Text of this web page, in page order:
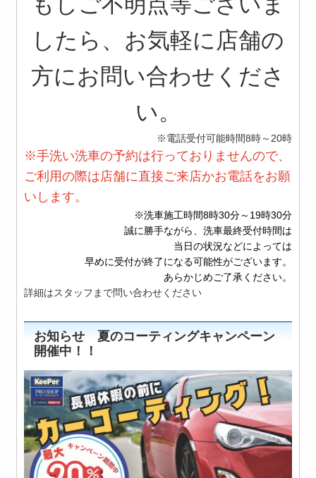
したら、お気軽に店舗の
方にお問い合わせくださ
い。
※電話受付可能時間8時～20時
※手洗い洗車の予約は行っておりませんので、
ご利用の際は店舗に直接ご来店かお電話をお願
いします。
※洗車施工時間8時30分～19時30分
誠に勝手ながら、洗車最終受付時間は
当日の状況などによっては
早めに受付が終了になる可能性がございます。
あらかじめご了承ください。
詳細はスタッフまで問い合わせください
お知らせ 夏のコーティングキャンペーン
開催中！！